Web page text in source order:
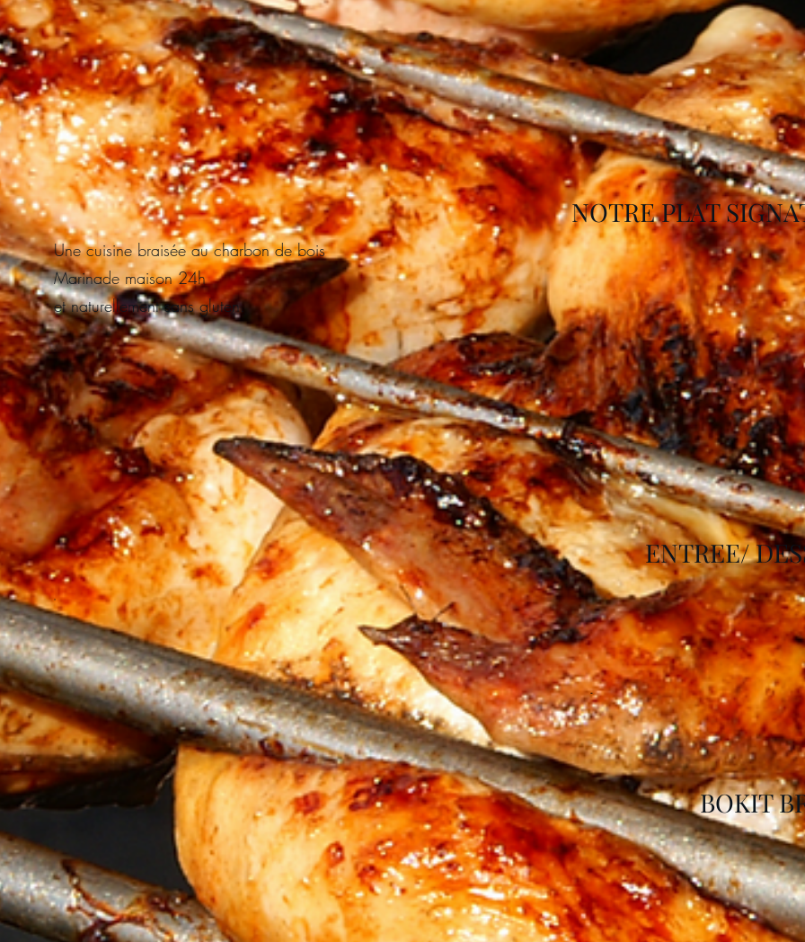
NOTRE PLAT
Une cuisine braisée au charbon de bois
Marinade maison 24h
et naturellement sans gluten.
ENTREE/
BOKIT